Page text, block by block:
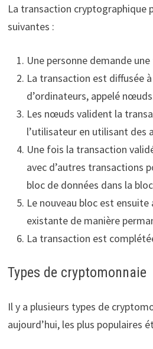
La transaction cryptographique
suivantes :
Une personne demande
La transaction est diffusée
d’ordinateurs, appelé
Les nœuds valident la
l’utilisateur en utilisant des
Une fois la transaction
avec d’autres transactions
bloc de données dans la
Le nouveau bloc est
existante de manière
La transaction est
Types de cryptomonnaie
Il y a plusieurs types de
aujourd’hui, les plus populaires